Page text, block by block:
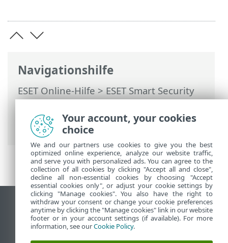
Navigationshilfe
ESET Online-Hilfe>ESET Smart Security
Premium>Erweiterte Einstellungen>
Schutzfunktionen>Echtzeit-Dateischutz
> Ausgeschlossene Prozesse
Desktop-Site anzeigen
End of Life
ESET Knowledgebase
Your account, your cookies
choice
We and our partners use cookies to give you the best
optimized online experience, analyze our website traffic,
and serve you with personalized ads. You can agree to the
collection of all cookies by clicking "Accept all and close",
decline all non-essential cookies by choosing "Accept
essential cookies only", or adjust your cookie settings by
clicking "Manage cookies". You also have the right to
withdraw your consent or change your cookie preferences
anytime by clicking the "Manage cookies" link in our website
footer or in your account settings (if available). For more
information, see ourCookie Policy.